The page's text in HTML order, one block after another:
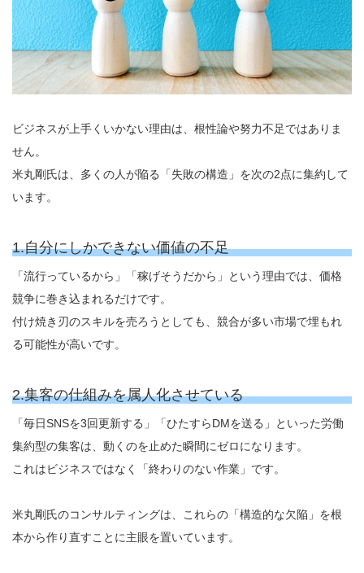
ビジネスが上手くいかない理由は、根性論や努力不足ではありま
せん。
米丸剛氏は、多くの人が陥る「失敗の構造」を次の2点に集約して
います。
1.自分にしかできない価値の不足
「流行っているから」「稼げそうだから」という理由では、価格
競争に巻き込まれるだけです。
付け焼き刃のスキルを売ろうとしても、競合が多い市場で埋もれ
る可能性が高いです。
2.集客の仕組みを属人化させている
「毎日SNSを3回更新する」「ひたすらDMを送る」といった労働
集約型の集客は、動くのを止めた瞬間にゼロになります。
これはビジネスではなく「終わりのない作業」です。
米丸剛氏のコンサルティングは、これらの「構造的な欠陥」を根
本から作り直すことに主眼を置いています。